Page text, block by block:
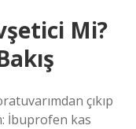
Mi?
çıkıp
İbuprofen kas